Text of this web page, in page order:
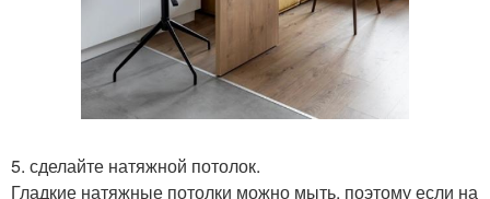
5. сделайте натяжной потолок.
Гладкие натяжные потолки можно мыть, поэтому если на